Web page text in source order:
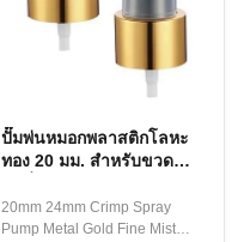
ปั๊มพ่นหมอกพลาสติกโลหะ
ทอง 20 มม. สำหรับขวด
20mm 24mm Crimp Spray
Pump Metal Gold Fine Mist